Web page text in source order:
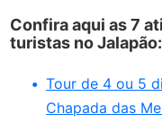
Confira aqui as 7
turistas no Jalapão:
Tour de 4 ou 5
Chapada das